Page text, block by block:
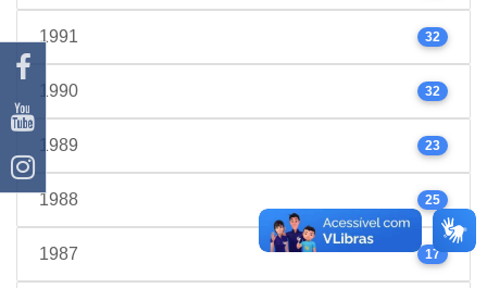
1991 32
1990 32
1989 23
1988 25
1987 17